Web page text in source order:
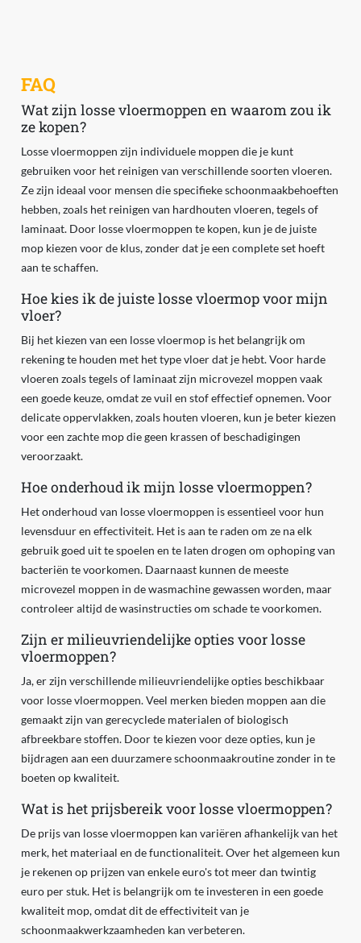
FAQ
Wat zijn losse vloermoppen en waarom zou ik
ze kopen?
Losse vloermoppen zijn individuele moppen die je kunt
gebruiken voor het reinigen van verschillende soorten vloeren.
Ze zijn ideaal voor mensen die specifieke schoonmaakbehoeften
hebben, zoals het reinigen van hardhouten vloeren, tegels of
laminaat. Door losse vloermoppen te kopen, kun je de juiste
mop kiezen voor de klus, zonder dat je een complete set hoeft
aan te schaffen.
Hoe kies ik de juiste losse vloermop voor mijn
vloer?
Bij het kiezen van een losse vloermop is het belangrijk om
rekening te houden met het type vloer dat je hebt. Voor harde
vloeren zoals tegels of laminaat zijn microvezel moppen vaak
een goede keuze, omdat ze vuil en stof effectief opnemen. Voor
delicate oppervlakken, zoals houten vloeren, kun je beter kiezen
voor een zachte mop die geen krassen of beschadigingen
veroorzaakt.
Hoe onderhoud ik mijn losse vloermoppen?
Het onderhoud van losse vloermoppen is essentieel voor hun
levensduur en effectiviteit. Het is aan te raden om ze na elk
gebruik goed uit te spoelen en te laten drogen om ophoping van
bacteriën te voorkomen. Daarnaast kunnen de meeste
microvezel moppen in de wasmachine gewassen worden, maar
controleer altijd de wasinstructies om schade te voorkomen.
Zijn er milieuvriendelijke opties voor losse
vloermoppen?
Ja, er zijn verschillende milieuvriendelijke opties beschikbaar
voor losse vloermoppen. Veel merken bieden moppen aan die
gemaakt zijn van gerecyclede materialen of biologisch
afbreekbare stoffen. Door te kiezen voor deze opties, kun je
bijdragen aan een duurzamere schoonmaakroutine zonder in te
boeten op kwaliteit.
Wat is het prijsbereik voor losse vloermoppen?
De prijs van losse vloermoppen kan variëren afhankelijk van het
merk, het materiaal en de functionaliteit. Over het algemeen kun
je rekenen op prijzen van enkele euro's tot meer dan twintig
euro per stuk. Het is belangrijk om te investeren in een goede
kwaliteit mop, omdat dit de effectiviteit van je
schoonmaakwerkzaamheden kan verbeteren.